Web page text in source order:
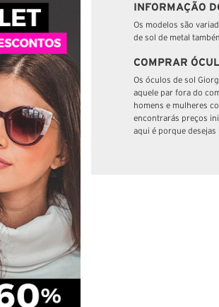
INFORMAÇÃO
Os modelos são
de sol de metal
COMPRAR
Os óculos de sol
aquele par fora do
homens e mulheres
encontrarás preços
aqui é porque